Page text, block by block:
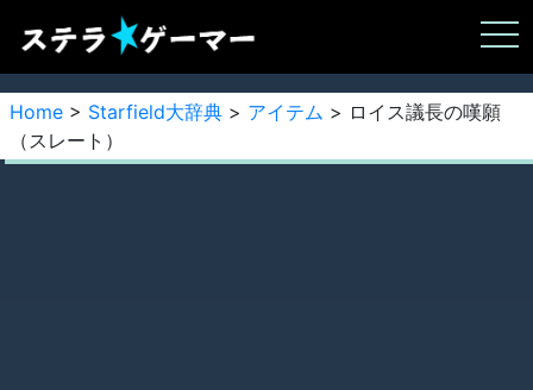
Home > Starfield大辞典 > アイテム > ロイス議長の嘆願
（スレート）